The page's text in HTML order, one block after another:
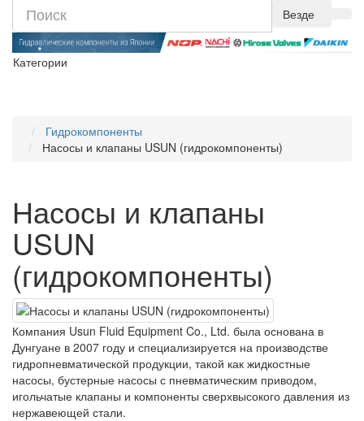
Везде
Категории
Гидрокомпоненты
Насосы и клапаны USUN (гидрокомпоненты)
Насосы и клапаны
USUN
(гидрокомпоненты)
Компания Usun Fluid Equipment Co., Ltd. была основана в
Дунгуане в 2007 году и специализируется на производстве
гидропневматической продукции, такой как жидкостные
насосы, бустерные насосы с пневматическим приводом,
игольчатые клапаны и компоненты сверхвысокого давления из
нержавеющей стали.